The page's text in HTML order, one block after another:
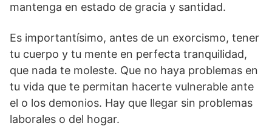
mantenga en estado de gracia y santidad.
Es importantísimo, antes de un exorcismo, tener
tu cuerpo y tu mente en perfecta tranquilidad,
que nada te moleste. Que no haya problemas en
tu vida que te permitan hacerte vulnerable ante
el o los demonios. Hay que llegar sin problemas
laborales o del hogar.